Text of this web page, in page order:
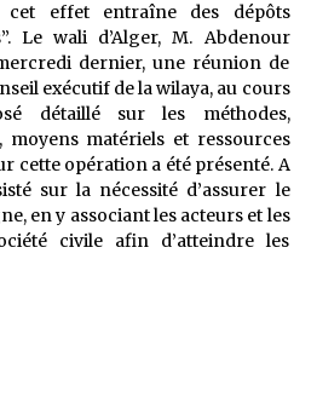
cet effet entraîne des dépôts
Le wali d’Alger, M. Abdenour
dernier, une réunion de
exécutif de la wilaya, au cours
détaillé sur les méthodes,
moyens matériels et ressources
cette opération a été présenté. A
sur la nécessité d’assurer le
en y associant les acteurs et les
civile afin d’atteindre les